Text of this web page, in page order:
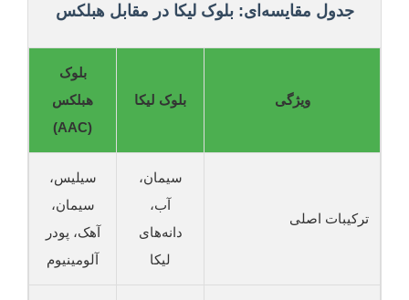
جدول مقایسه‌ای: بلوک لیکا در مقابل هبلکس
ویژگی بلوک لیکا
بلوک
هبلکس
(AAC)
ترکیبات اصلی
سیمان،
آب،
دانه‌های
لیکا
سیلیس،
سیمان،
آهک، پودر
آلومینیوم